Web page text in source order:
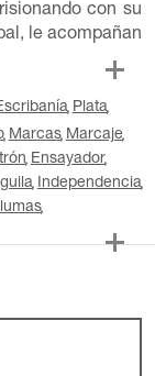
con su
le acompañan
Plata
Marcas Marcaje
Ensayador
Independencia